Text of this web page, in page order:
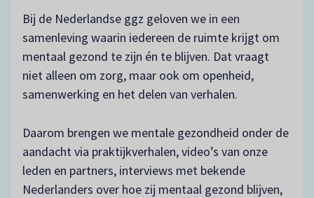
Bij de Nederlandse ggz geloven we in een
samenleving waarin iedereen de ruimte krijgt om
mentaal gezond te zijn én te blijven. Dat vraagt
niet alleen om zorg, maar ook om openheid,
samenwerking en het delen van verhalen.
Daarom brengen we mentale gezondheid onder de
aandacht via praktijkverhalen, video’s van onze
leden en partners, interviews met bekende
Nederlanders over hoe zij mentaal gezond blijven,